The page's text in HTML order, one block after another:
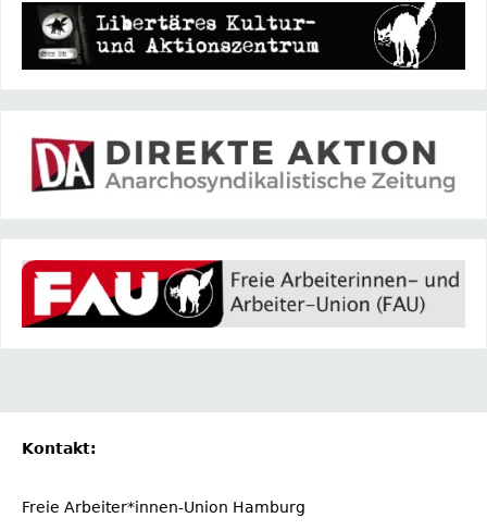
Kontakt:
Freie Arbeiter*innen-Union Hamburg